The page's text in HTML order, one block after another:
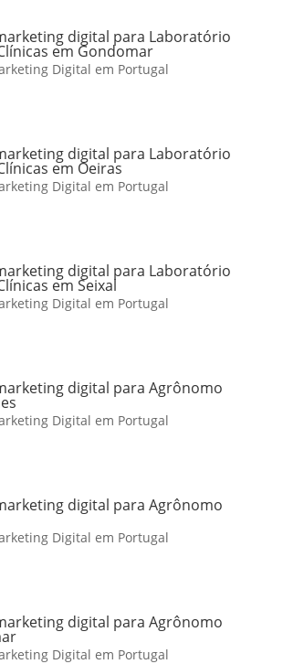
digital para Laboratório
em Gondomar
Digital em Portugal
digital para Laboratório
em Oeiras
Digital em Portugal
digital para Laboratório
em Seixal
Digital em Portugal
digital para Agrônomo
Digital em Portugal
digital para Agrônomo
Digital em Portugal
digital para Agrônomo
Digital em Portugal